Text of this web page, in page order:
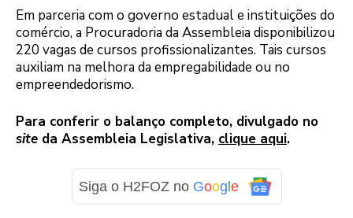
Em parceria com o governo estadual e instituições do
comércio, a Procuradoria da Assembleia disponibilizou
220 vagas de cursos profissionalizantes. Tais cursos
auxiliam na melhora da empregabilidade ou no
empreendedorismo.
Para conferir o balanço completo, divulgado no
site da Assembleia Legislativa, clique aqui.
Siga o H2FOZ no Google